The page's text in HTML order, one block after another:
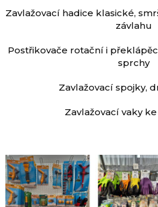
Zavlažovací hadice klasické,
závlahu
Postřikovače rotační i
sprchy
Zavlažovací spojky,
Zavlažovací vaky